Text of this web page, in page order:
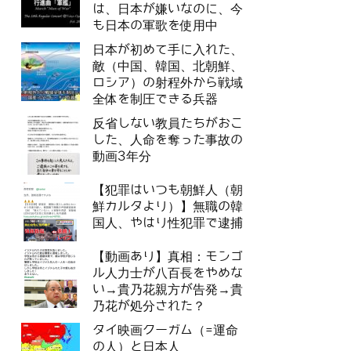
は、日本が嫌いなのに、今
も日本の軍歌を使用中
日本が初めて手に入れた、
敵（中国、韓国、北朝鮮、
ロシア）の射程外から戦域
全体を制圧できる兵器
反省しない教員たちがおこ
した、人命を奪った事故の
動画3年分
【犯罪はいつも朝鮮人（朝
鮮カルタより）】無職の韓
国人、やはり性犯罪で逮捕
【動画あり】真相：モンゴ
ル人力士が八百長をやめな
い→貴乃花親方が告発→貴
乃花が処分された？
タイ映画クーガム（=運命
の人）と日本人